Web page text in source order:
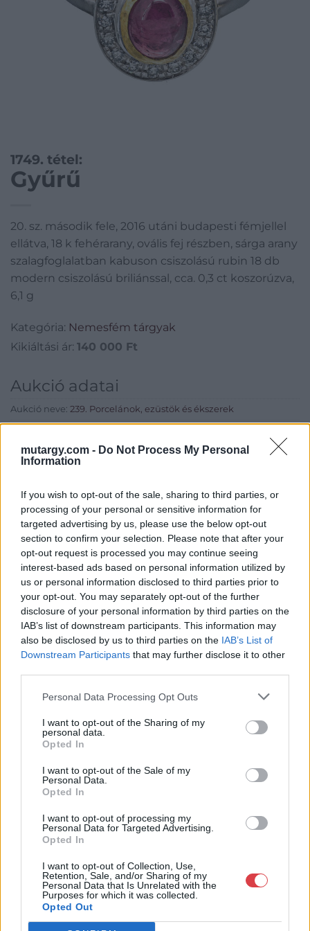
mutargy.com - Do Not Process My Personal
Information
If you wish to opt-out of the sale, sharing to third parties, or
processing of your personal or sensitive information for
targeted advertising by us, please use the below opt-out
section to confirm your selection. Please note that after your
opt-out request is processed you may continue seeing
interest-based ads based on personal information utilized by
us or personal information disclosed to third parties prior to
your opt-out. You may separately opt-out of the further
disclosure of your personal information by third parties on the
IAB’s list of downstream participants. This information may
also be disclosed by us to third parties on the IAB’s List of
Downstream Participants that may further disclose it to other
Personal Data Processing Opt Outs
I want to opt-out of the Sharing of my
personal data.
Opted In
I want to opt-out of the Sale of my
Personal Data.
Opted In
I want to opt-out of processing my
Personal Data for Targeted Advertising.
Opted In
I want to opt-out of Collection, Use,
Retention, Sale, and/or Sharing of my
Personal Data that Is Unrelated with the
Purposes for which it was collected.
Opted Out
1749. tétel:
Gyűrű
20. sz. második fele, 2016 utáni budapesti fémjellel
ellátva, 18 k fehérarany, ovális fej részben, sárga arany
szalagfoglalatban kabuson csiszolású rubin 18 db
modern csiszolású briliánssal, cca. 0,3 ct koszorúzva,
6,1 g
Kategória: Nemesfém tárgyak
Kikiáltási ár: 140 000 Ft
Aukció adatai
Aukció neve: 239. Porcelánok, ezüstök és ékszerek
Aukció ideje: 11:00
Tételszám: 1749
Eladó adatai
Eladó:
Nagyházi Galéria és
Aukciósház
Cím: Müller Márta
Nagyházi Galéria és Aukciósház
Kft.
1055 Budapest, Balaton utca 8.
Telefon: +361 475 6000 +361
4756005
Weboldal:
Bemutatkozás: Magas színvonalú festmények és műtárgyak,
bútorok, szőnyegek, üveg, porcelán és ezüst tárgyak, ékszerek,
gyűjtemények árverezése. Ingyenes értékbecslés. Árveréseinkre
a tárgyfelvétel folyamatos.
GALÉRIA TOVÁBBI MŰTÁRGYAI